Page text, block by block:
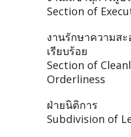
Section of
งานรักษาความส
เรียบร้อย
Section of
Orderliness
ฝ่ายนิติการ
Subdivision of